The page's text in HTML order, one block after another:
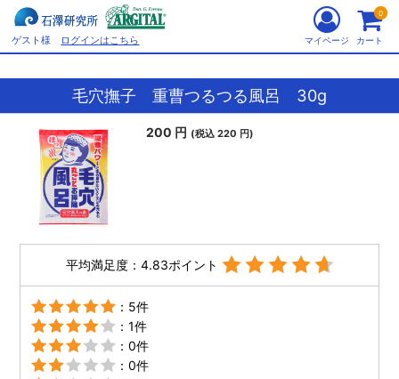
ゲスト様 ログインはこちら マイページ カート
0
毛穴撫子 重曹つるつる風呂 30g
200 円 (税込 220 円)
平均満足度：4.83ポイント
：5件
：1件
：0件
：0件